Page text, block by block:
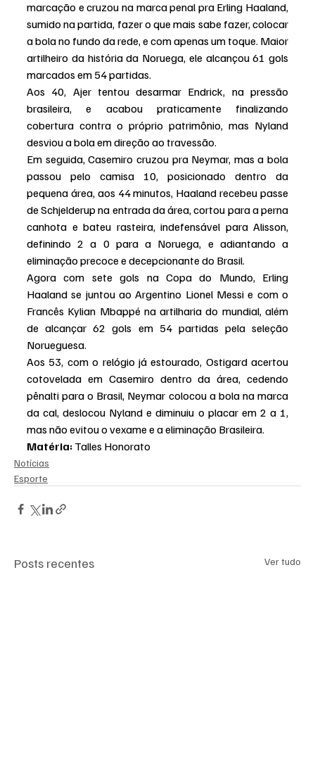
marcação e cruzou na marca penal pra Erling Haaland,
sumido na partida, fazer o que mais sabe fazer, colocar
a bola no fundo da rede, e com apenas um toque. Maior
artilheiro da história da Noruega, ele alcançou 61 gols
marcados em 54 partidas.
Aos 40, Ajer tentou desarmar Endrick, na pressão
brasileira, e acabou praticamente finalizando
cobertura contra o próprio patrimônio, mas Nyland
desviou a bola em direção ao travessão.
Em seguida, Casemiro cruzou pra Neymar, mas a bola
passou pelo camisa 10, posicionado dentro da
pequena área, aos 44 minutos, Haaland recebeu passe
de Schjelderup na entrada da área, cortou para a perna
canhota e bateu rasteira, indefensável para Alisson,
definindo 2 a 0 para a Noruega, e adiantando a
eliminação precoce e decepcionante do Brasil.
Agora com sete gols na Copa do Mundo, Erling
Haaland se juntou ao Argentino Lionel Messi e com o
Francês Kylian Mbappé na artilharia do mundial, além
de alcançar 62 gols em 54 partidas pela seleção
Norueguesa.
Aos 53, com o relógio já estourado, Ostigard acertou
cotovelada em Casemiro dentro da área, cedendo
pênalti para o Brasil, Neymar colocou a bola na marca
da cal, deslocou Nyland e diminuiu o placar em 2 a 1,
mas não evitou o vexame e a eliminação Brasileira.
Matéria: Talles Honorato
Notícias
Esporte
Posts recentes Ver tudo